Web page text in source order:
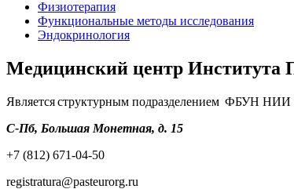
Физиотерапия
Функциональные методы исследования
Эндокринология
Медицинский центр Института
Является структурным подразделением ФБУН
С-Пб, Большая Монетная, д. 15
+7 (812) 671-04-50
registratura@pasteurorg.ru